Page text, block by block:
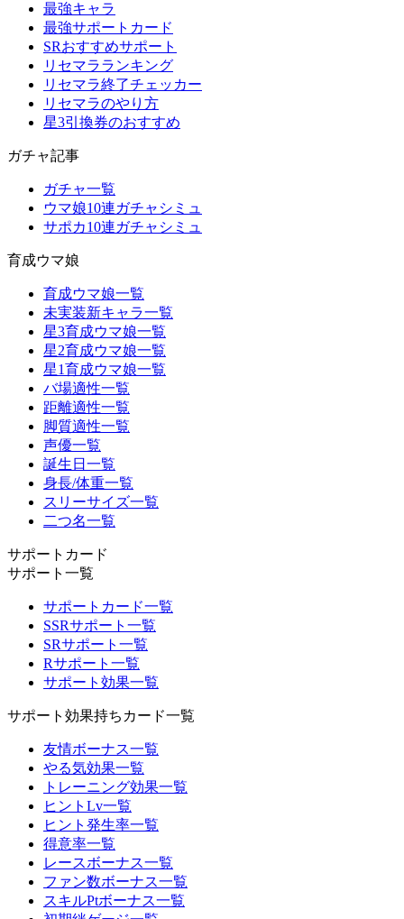
最強キャラ
最強サポートカード
SRおすすめサポート
リセマラランキング
リセマラ終了チェッカー
リセマラのやり方
星3引換券のおすすめ
ガチャ記事
ガチャ一覧
ウマ娘10連ガチャシミュ
サポカ10連ガチャシミュ
育成ウマ娘
育成ウマ娘一覧
未実装新キャラ一覧
星3育成ウマ娘一覧
星2育成ウマ娘一覧
星1育成ウマ娘一覧
バ場適性一覧
距離適性一覧
脚質適性一覧
声優一覧
誕生日一覧
身長/体重一覧
スリーサイズ一覧
二つ名一覧
サポートカード
サポート一覧
サポートカード一覧
SSRサポート一覧
SRサポート一覧
Rサポート一覧
サポート効果一覧
サポート効果持ちカード一覧
友情ボーナス一覧
やる気効果一覧
トレーニング効果一覧
ヒントLv一覧
ヒント発生率一覧
得意率一覧
レースボーナス一覧
ファン数ボーナス一覧
スキルPtボーナス一覧